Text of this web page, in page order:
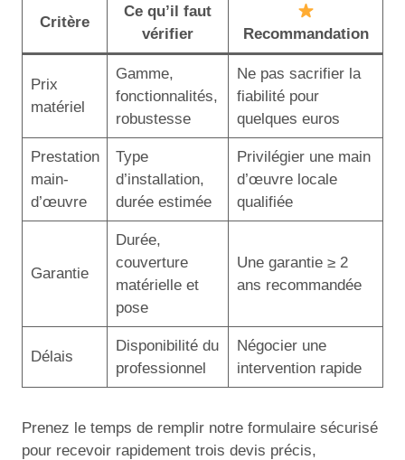
Critère
Ce qu’il faut
vérifier
Recommandation
Prix
matériel
Gamme,
fonctionnalités,
robustesse
Ne pas sacrifier la
fiabilité pour
quelques euros
Prestation
main-
d’œuvre
Type
d’installation,
durée estimée
Privilégier une main
d’œuvre locale
qualifiée
Garantie
Durée,
couverture
matérielle et
pose
Une garantie ≥ 2
ans recommandée
Délais
Disponibilité du
professionnel
Négocier une
intervention rapide
Prenez le temps de remplir notre formulaire sécurisé
pour recevoir rapidement trois devis précis,